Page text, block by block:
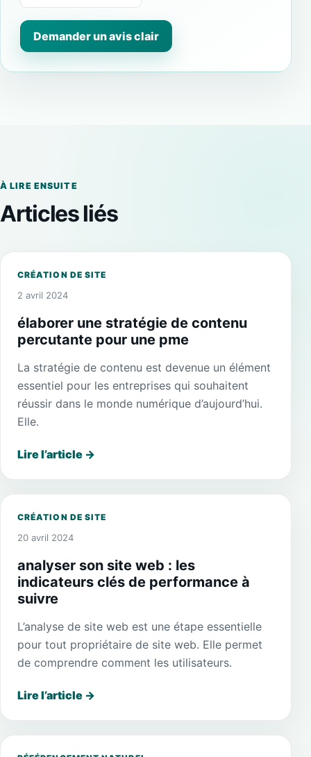
Demander un avis clair
À LIRE ENSUITE
Articles liés
CRÉATION DE SITE
2 avril 2024
élaborer une stratégie de contenu
percutante pour une pme
La stratégie de contenu est devenue un élément
essentiel pour les entreprises qui souhaitent
réussir dans le monde numérique d’aujourd’hui.
Elle.
Lire l’article →
CRÉATION DE SITE
20 avril 2024
analyser son site web : les
indicateurs clés de performance à
suivre
L’analyse de site web est une étape essentielle
pour tout propriétaire de site web. Elle permet
de comprendre comment les utilisateurs.
Lire l’article →